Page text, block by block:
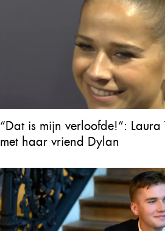
“Dat is mijn verloofde!”: Laura
met haar vriend Dylan